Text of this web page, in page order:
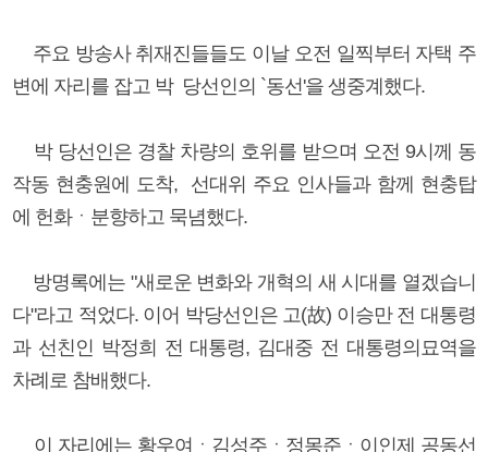
주요 방송사 취재진들들도 이날 오전 일찍부터 자택 주
변에 자리를 잡고 박 당선인의 `동선'을 생중계했다.
박 당선인은 경찰 차량의 호위를 받으며 오전 9시께 동
작동 현충원에 도착, 선대위 주요 인사들과 함께 현충탑
에 헌화ㆍ분향하고 묵념했다.
방명록에는 "새로운 변화와 개혁의 새 시대를 열겠습니
다"라고 적었다. 이어 박당선인은 고(故) 이승만 전 대통령
과 선친인 박정희 전 대통령, 김대중 전 대통령의묘역을
차례로 참배했다.
이 자리에는 황우여ㆍ김성주ㆍ정몽준ㆍ이인제 공동선